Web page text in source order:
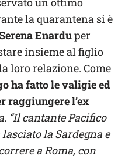
la quarantena si è
Enarduper
insieme al figlio
loro relazione. Come
ha fatto le valigie ed
raggiungere l’ex
. “Il cantante Pacifico
la Sardegna e
a Roma, con